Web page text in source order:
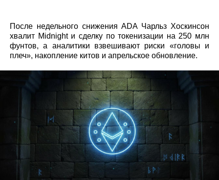
После недельного снижения ADA Чарльз Хоскинсон
хвалит Midnight и сделку по токенизации на 250 млн
фунтов, а аналитики взвешивают риски «головы и
плеч», накопление китов и апрельское обновление.